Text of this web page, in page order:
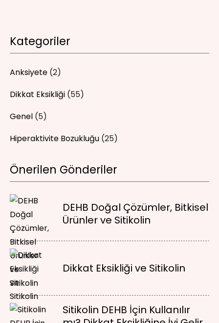
Kategoriler
Anksiyete (2)
Dikkat Eksikliği (55)
Genel (5)
Hiperaktivite Bozukluğu (25)
Önerilen Gönderiler
DEHB Doğal Çözümler, Bitkisel
Ürünler ve Sitikolin
Dikkat Eksikliği ve Sitikolin
Sitikolin DEHB İçin Kullanılır